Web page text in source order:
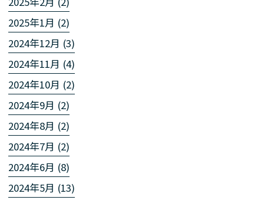
2025年1月 (2)
2024年12月 (3)
2024年11月 (4)
2024年10月 (2)
2024年9月 (2)
2024年8月 (2)
2024年7月 (2)
2024年6月 (8)
2024年5月 (13)